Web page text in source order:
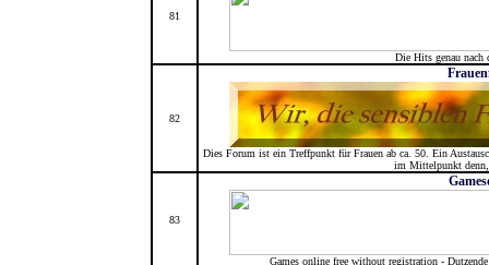
81
Die Hits genau nach
82
Dies Forum ist ein Treffpunkt für Frauen ab ca. 50. Ein
im Mittelpunkt
83
Games online free without registration -